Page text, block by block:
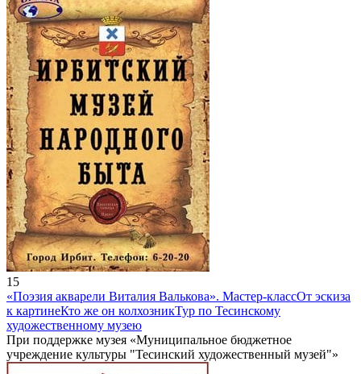
15
«Поэзия акварели Виталия Валькова». Мастер-классОт эскиза
к картинеКто же он колхозникТур по Тесинскому
художественному музею
При поддержке музея «Муниципальное бюджетное
учреждение культуры "Тесинский художественный музей"»